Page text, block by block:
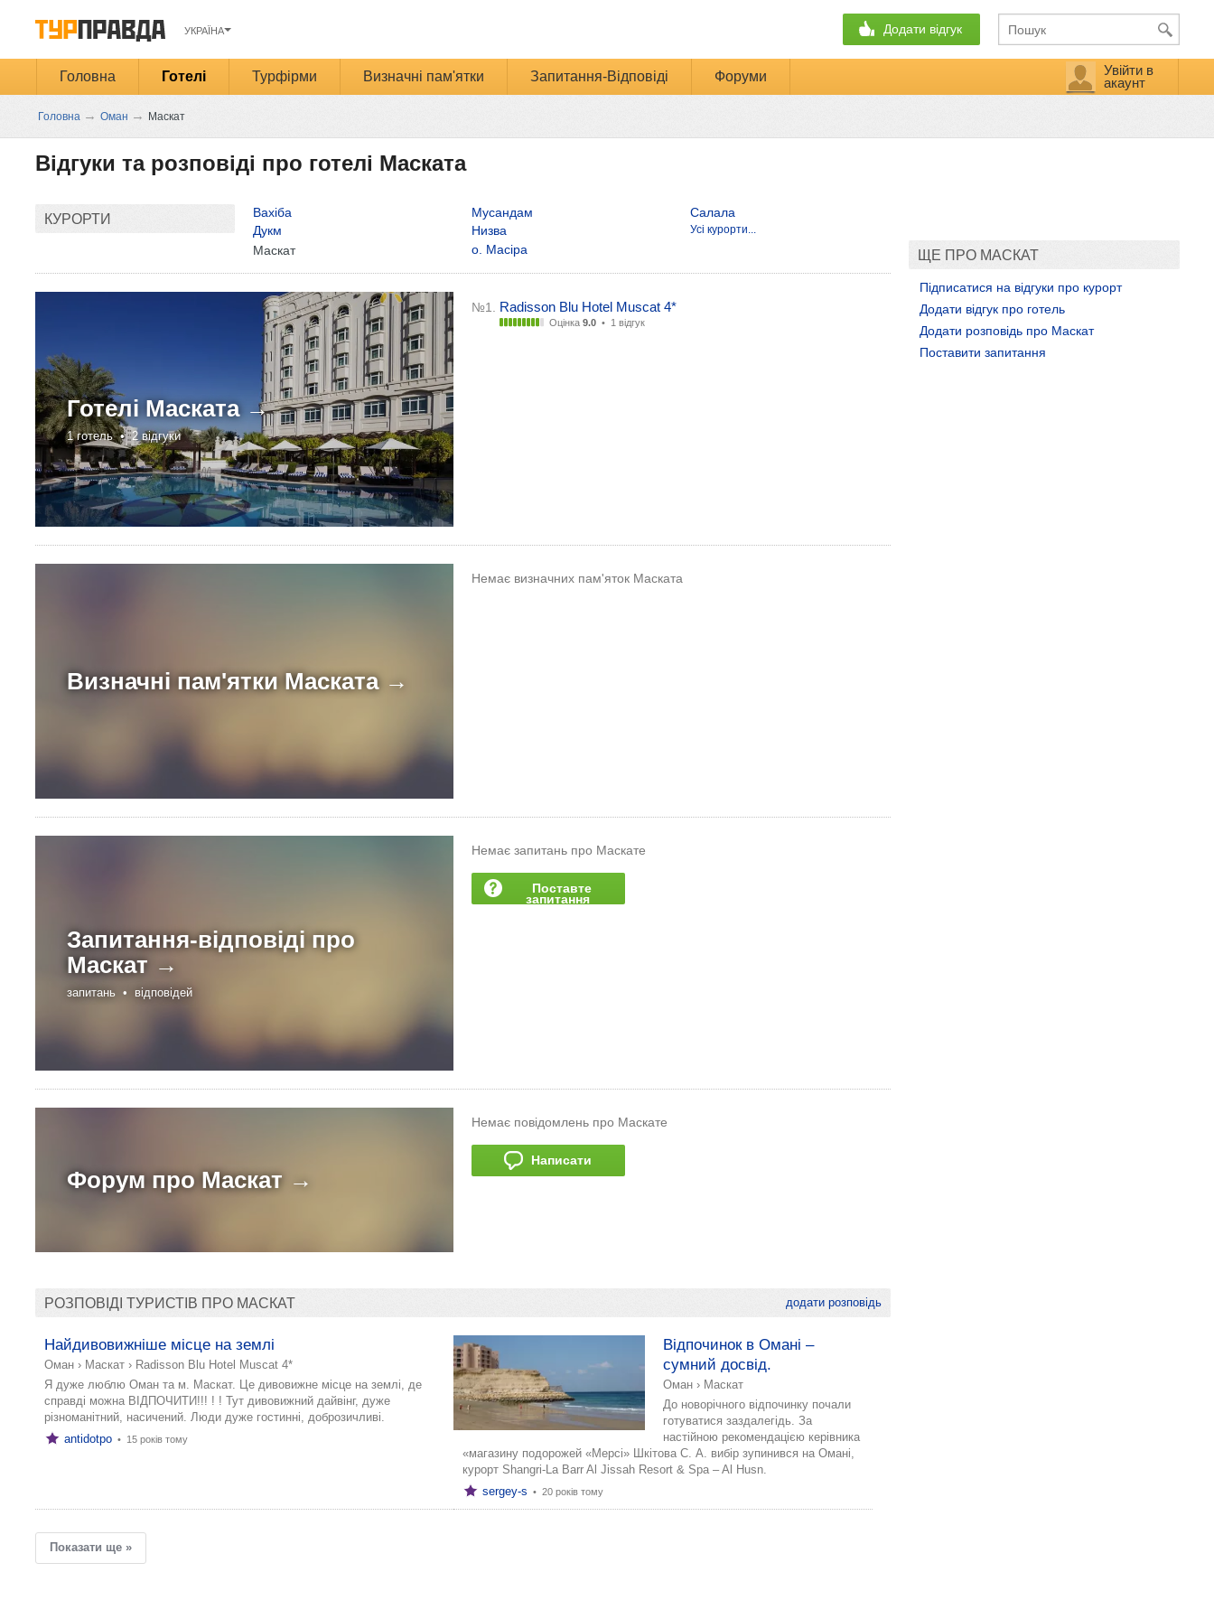
УКРАЇНА Додати відгук
Головна Готелі Турфірми Визначні пам'ятки Запитання-Відповіді Форуми
Увійти в
акаунт
Головна → Оман → Маскат
Відгуки та розповіді про готелі Маската
КУРОРТИ
Вахіба
Дукм
Маскат
Мусандам
Низва
о. Масіра
Салала
Усі курорти...
Готелі Маската →
1 готель •2 відгуки
№1. Radisson Blu Hotel Muscat 4*
Оцінка 9.0 • 1 відгук
Визначні пам'яткиМаската →
Немає визначних пам'яток Маската
Запитання-відповіді про
Маскат →
запитань • відповідей
Немає запитань про Маскате
Поставте
запитання
Форум про Маскат →
Немає повідомлень про Маскате
Написати
РОЗПОВІДІ ТУРИСТІВ ПРО МАСКАТ додати розповідь
Найдивовижніше місце на землі
Оман› Маскат› Radisson Blu Hotel Muscat 4*
Я дуже люблю Оман та м. Маскат. Це дивовижне місце на землі, де
справді можна ВІДПОЧИТИ!!! ! ! Тут дивовижний дайвінг, дуже
різноманітний, насичений. Люди дуже гостинні, доброзичливі.
antidotpo• 15 років тому
Відпочинок в Омані –
сумний досвід.
Оман› Маскат
До новорічного відпочинку почали
готуватися заздалегідь. За
настійною рекомендацією керівника
«магазину подорожей «Мерсі» Шкітова С. А. вибір зупинився на Омані,
курорт Shangri-La Barr Al Jissah Resort & Spa – Al Husn.
sergey-s • 20 років тому
Показати ще »
ЩЕ ПРО МАСКАТ
Підписатися на відгуки про курорт
Додати відгук про готель
Додати розповідь про Маскат
Поставити запитання